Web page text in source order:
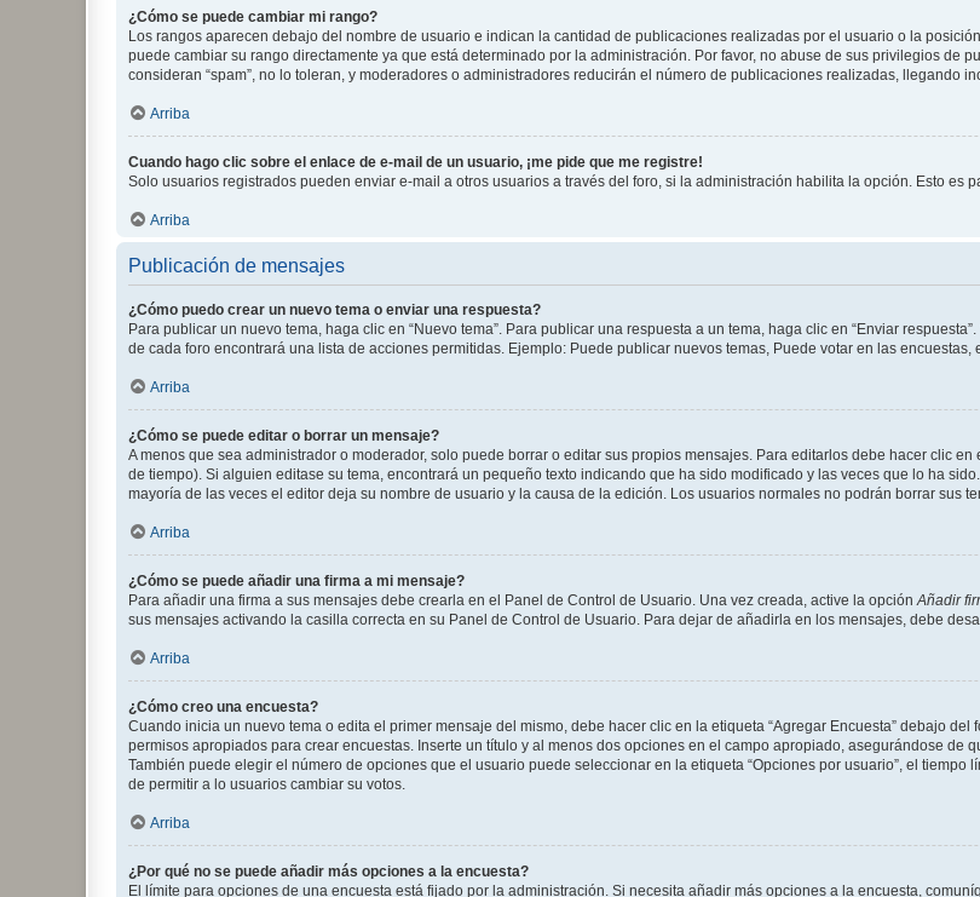
¿Cómo se puede cambiar mi rango?
Los rangos aparecen debajo del nombre de usuario e indican la cantidad de publicaciones realizadas por el usuario o la
puede cambiar su rango directamente ya que está determinado por la administración. Por favor, no abuse de sus privilegios de
consideran “spam”, no lo toleran, y moderadores o administradores reducirán el número de publicaciones realizadas, llegando
Arriba
Cuando hago clic sobre el enlace de e-mail de un usuario, ¡me pide que me registre!
Solo usuarios registrados pueden enviar e-mail a otros usuarios a través del foro, si la administración habilita la opción. Esto es
Arriba
Publicación de mensajes
¿Cómo puedo crear un nuevo tema o enviar una respuesta?
Para publicar un nuevo tema, haga clic en “Nuevo tema”. Para publicar una respuesta a un tema, haga clic en “Enviar
de cada foro encontrará una lista de acciones permitidas. Ejemplo: Puede publicar nuevos temas, Puede votar en las encuestas,
Arriba
¿Cómo se puede editar o borrar un mensaje?
A menos que sea administrador o moderador, solo puede borrar o editar sus propios mensajes. Para editarlos debe hacer clic en
de tiempo). Si alguien editase su tema, encontrará un pequeño texto indicando que ha sido modificado y las veces que lo ha
mayoría de las veces el editor deja su nombre de usuario y la causa de la edición. Los usuarios normales no podrán borrar sus
Arriba
¿Cómo se puede añadir una firma a mi mensaje?
Para añadir una firma a sus mensajes debe crearla en el Panel de Control de Usuario. Una vez creada, active la opción Añadir
sus mensajes activando la casilla correcta en su Panel de Control de Usuario. Para dejar de añadirla en los mensajes, debe
Arriba
¿Cómo creo una encuesta?
Cuando inicia un nuevo tema o edita el primer mensaje del mismo, debe hacer clic en la etiqueta “Agregar Encuesta” debajo
permisos apropiados para crear encuestas. Inserte un título y al menos dos opciones en el campo apropiado, asegurándose de
También puede elegir el número de opciones que el usuario puede seleccionar en la etiqueta “Opciones por usuario”, el
de permitir a lo usuarios cambiar su votos.
Arriba
¿Por qué no se puede añadir más opciones a la encuesta?
El límite para opciones de una encuesta está fijado por la administración. Si necesita añadir más opciones a la encuesta,